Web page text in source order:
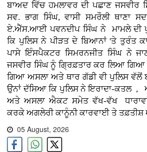
ਬਾਅਦ ਵਿੱਚ ਹਮਲਾਵਰ ਦੀ ਪਛਾਣ ਜਸਵੀਰ
ਸਵ. ਭਾਗ ਸਿੰਘ, ਵਾਸੀ ਸਮਰੌਲੀ ਥਾਣਾ
ਏ.ਐੱਸ.ਆਈ ਪਵਨਦੀਪ ਸਿੰਘ ਨੇ ਮਾਮਲੇ ਦੀ
ਕਿ ਪੁਲਿਸ ਨੇ ਪੀੜਤ ਦੇ ਬਿਆਨਾਂ 'ਤੇ ਤੁਰੰਤ
ਪਾਸੇ ਇੰਸਪੈਕਟਰ ਸਿਮਰਨਜੀਤ ਸਿੰਘ ਨੇ
ਜਸਵੀਰ ਸਿੰਘ ਨੂੰ ਗ੍ਰਿਫ਼ਤਾਰ ਕਰ ਲਿਆ
ਗਿਆ ਅਸਲਾ ਅਤੇ ਥਾਰ ਗੱਡੀ ਵੀ ਪੁਲਿਸ ਵੱਲੋਂ
ਉਨਾਂ ਦੱਸਿਆ ਕਿ ਪੁਲਿਸ ਨੇ ਇਰਾਦਾ-ਕਤਲ ,
ਅਤੇ ਅਸਲਾ ਐਕਟ ਸਮੇਤ ਵੱਖ-ਵੱਖ
ਕਰਕੇ ਅਗਲੇਰੀ ਕਾਨੂੰਨੀ ਕਾਰਵਾਈ ਤੇ ਤਫ਼ਤੀਸ਼
05 August, 2026